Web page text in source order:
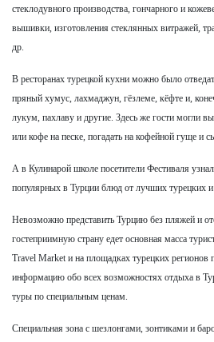
стеклодувного производства, гончарного и
вышивки, изготовления стеклянных витражей,
др.
В ресторанах турецкой кухни можно было
пряный хумус, лахмаджун, гёзлеме, кёфте и,
лукум, пахлаву и другие. Здесь же гости могли
или кофе на песке, погадать на кофейной гуще и
А в Кулинарой школе посетители Фестиваля
популярных в Турции блюд от лучших турецких
Невозможно представить Турцию без пляжей и
гостеприимную страну едет основная масса
Travel Market и на площадках турецких регионов
информацию обо всех возможностях отдыха в
туры по специальным ценам.
Специальная зона с шезлонгами, зонтиками и